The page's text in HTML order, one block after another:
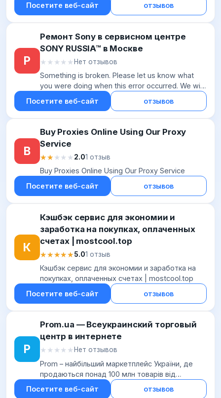
Обслуживание, аутсорсинг.
Посетите веб-сайт отзывов
Р
Ремонт Sony в сервисном центре
SONY RUSSIA™ в Москве
★★★★★
★★★★★Нет отзывов
Something is broken. Please let us know what
you were doing when this error occurred. We will
fix it as soon as possible. Sorry for any
inconvenience caused.
Посетите веб-сайт отзывов
B
Buy Proxies Online Using Our Proxy
Service
★★★★★
★★★★★2.01 отзыв
Buy Proxies Online Using Our Proxy Service
Посетите веб-сайт
отзывов
К
Кэшбэк сервис для экономии и
заработка на покупках, оплаченных
счетах | mostcool.top
★★★★★
★★★★★5.01 отзыв
Кэшбэк сервис для экономии и заработка на
покупках, оплаченных счетах | mostcool.top
Посетите веб-сайт
отзывов
P
Prom.ua — Всеукраинский торговый
центр в интернете
★★★★★
★★★★★ Нет отзывов
Prom – найбільший маркетплейс України, де
продаються понад 100 млн товарів від
десятків тисяч підприємців з усієї країни. На
Промі можна знайти все, що потрібно, за
Посетите веб-сайт отзывов